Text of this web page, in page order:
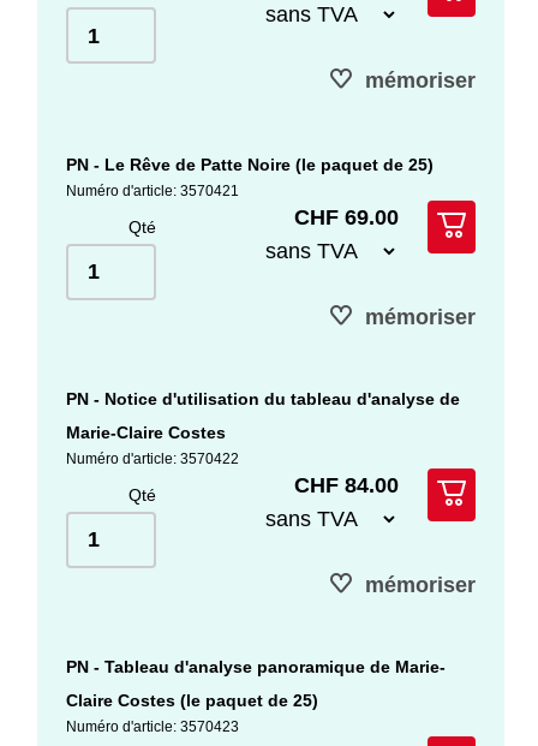
mémoriser
PN - Le Rêve de Patte Noire (le paquet de 25)
Numéro d'article: 3570421
Qté CHF 69.00
mémoriser
PN - Notice d'utilisation du tableau d'analyse de
Marie-Claire Costes
Numéro d'article: 3570422
Qté CHF 84.00
mémoriser
PN - Tableau d'analyse panoramique de Marie-
Claire Costes (le paquet de 25)
Numéro d'article: 3570423